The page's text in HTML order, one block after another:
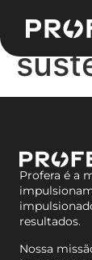
Tag:
Profera é a
resultados.
Nossa